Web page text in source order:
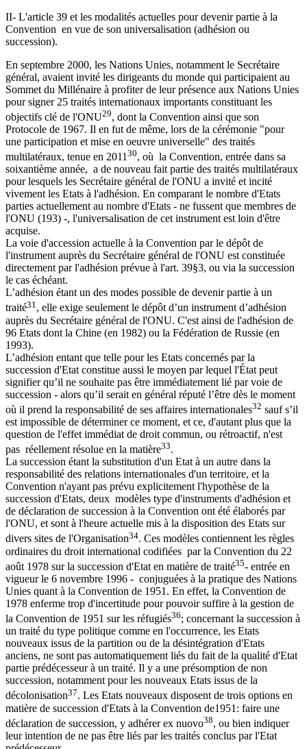
II- L'article 39 et les modalités actuelles pour devenir partie à la
Convention en vue de son universalisation (adhésion ou
succession).
En septembre 2000, les Nations Unies, notamment le Secrétaire
général, avaient invité les dirigeants du monde qui participaient au
Sommet du Millénaire à profiter de leur présence aux Nations Unies
pour signer 25 traités internationaux importants constituant les
objectifs clé de l'ONU29, dont la Convention ainsi que son
Protocole de 1967. Il en fut de même, lors de la cérémonie "pour
une participation et mise en oeuvre universelle" des traités
multilatéraux, tenue en 2011 30, où la Convention, entrée dans sa
soixantième année, a de nouveau fait partie des traités multilatéraux
pour lesquels les Secrétaire général de l'ONU a invité et incité
vivement les Etats à l'adhésion. En comparant le nombre d'Etats
parties actuellement au nombre d'Etats - ne fussent que membres de
l'ONU (193) -, l'universalisation de cet instrument est loin d'être
acquise.
La voie d'accession actuelle à la Convention par le dépôt de
l'instrument auprès du Secrétaire général de l'ONU est constituée
directement par l'adhésion prévue à l'art. 39§3, ou via la succession
le cas échéant.
L’adhésion étant un des modes possible de devenir partie à un
traité31 , elle exige seulement le dépôt d’un instrument d’adhésion
auprès du Secrétaire général de l'ONU. C'est ainsi de l'adhésion de
96 Etats dont la Chine (en 1982) ou la Fédération de Russie (en
1993).
L’adhésion entant que telle pour les Etats concernés par la
succession d'Etat constitue aussi le moyen par lequel l'État peut
signifier qu’il ne souhaite pas être immédiatement lié par voie de
succession - alors qu’il serait en général réputé l’être dès le moment
où il prend la responsabilité de ses affaires internationales32 sauf s’il
est impossible de déterminer ce moment, et ce, d'autant plus que la
question de l'effet immédiat de droit commun, ou rétroactif, n'est
pas réellement résolue en la matière33.
La succession étant la substitution d'un Etat à un autre dans la
responsabilité des relations internationales d'un territoire, et la
Convention n'ayant pas prévu explicitement l'hypothèse de la
succession d'Etats, deux modèles type d'instruments d'adhésion et
de déclaration de succession à la Convention ont été élaborés par
l'ONU, et sont à l'heure actuelle mis à la disposition des Etats sur
divers sites de l'Organisation34. Ces modèles contiennent les règles
ordinaires du droit international codifiées par la Convention du 22
août 1978 sur la succession d'Etat en matière de traité35- entrée en
vigueur le 6 novembre 1996 - conjuguées à la pratique des Nations
Unies quant à la Convention de 1951. En effet, la Convention de
1978 enferme trop d'incertitude pour pouvoir suffire à la gestion de
la Convention de 1951 sur les réfugiés36; concernant la succession à
un traité du type politique comme en l'occurrence, les Etats
nouveaux issus de la partition ou de la désintégration d'Etats
anciens, ne sont pas automatiquement liés du fait de la qualité d'Etat
partie prédécesseur à un traité. Il y a une présomption de non
succession, notamment pour les nouveaux Etats issus de la
décolonisation37. Les Etats nouveaux disposent de trois options en
matière de succession d'Etats à la Convention de1951: faire une
déclaration de succession, y adhérer ex nuovo38, ou bien indiquer
leur intention de ne pas être liés par les traités conclus par l'Etat